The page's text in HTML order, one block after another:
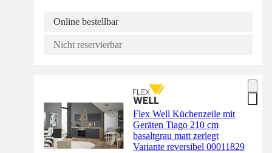
Online bestellbar
Nicht reservierbar
Flex Well Küchenzeile mit
Geräten Tiago 210 cm
basaltgrau matt zerlegt
Variante reversibel 00011829